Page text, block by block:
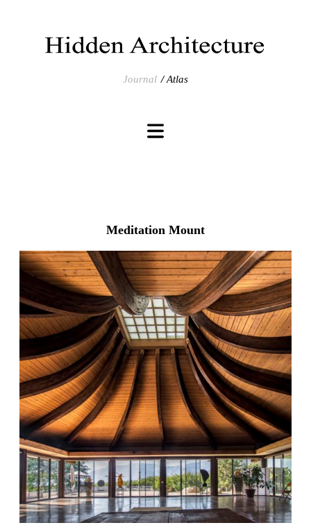
Journal Atlas
Meditation Mount